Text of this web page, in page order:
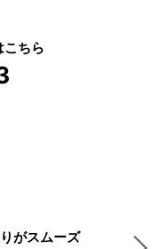
こちら
がスムーズ